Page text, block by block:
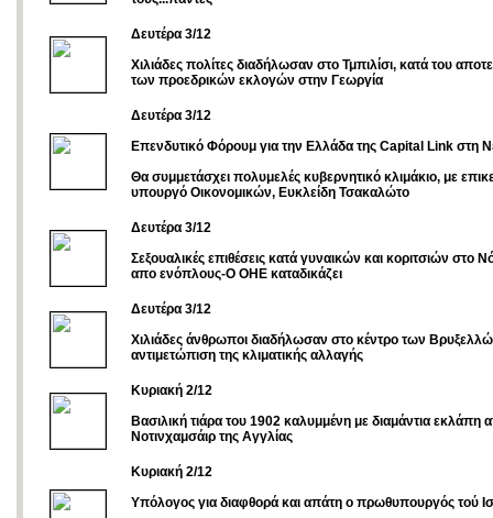
Δευτέρα 3/12
Χιλιάδες πολίτες διαδήλωσαν στο Τμπιλίσι, κατά του
των προεδρικών εκλογών στην Γεωργία
Δευτέρα 3/12
Επενδυτικό Φόρουμ για την Ελλάδα της Capital Link στη
Θα συμμετάσχει πολυμελές κυβερνητικό κλιμάκιο, με
υπουργό Οικονομικών, Ευκλείδη Τσακαλώτο
Δευτέρα 3/12
Σεξουαλικές επιθέσεις κατά γυναικών και κοριτσιών στο
απο ενόπλους-Ο ΟΗΕ καταδικάζει
Δευτέρα 3/12
Χιλιάδες άνθρωποι διαδήλωσαν στο κέντρο των
αντιμετώπιση της κλιματικής αλλαγής
Kυριακή 2/12
Βασιλική τιάρα του 1902 καλυμμένη με διαμάντια εκλάπη
Νοτινχαμσάιρ της Αγγλίας
Κυριακή 2/12
Υπόλογος για διαφθορά και απάτη ο πρωθυπουργός τού